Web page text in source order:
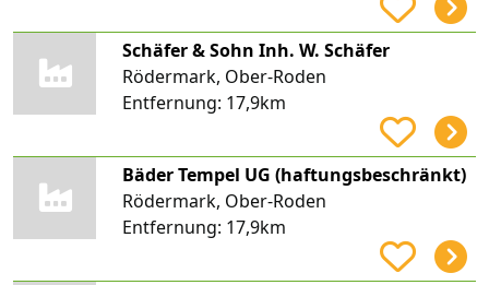
Schäfer & Sohn Inh. W. Schäfer
Rödermark, Ober-Roden
Entfernung: 17,9km
Bäder Tempel UG (haftungsbeschränkt)
Rödermark, Ober-Roden
Entfernung: 17,9km